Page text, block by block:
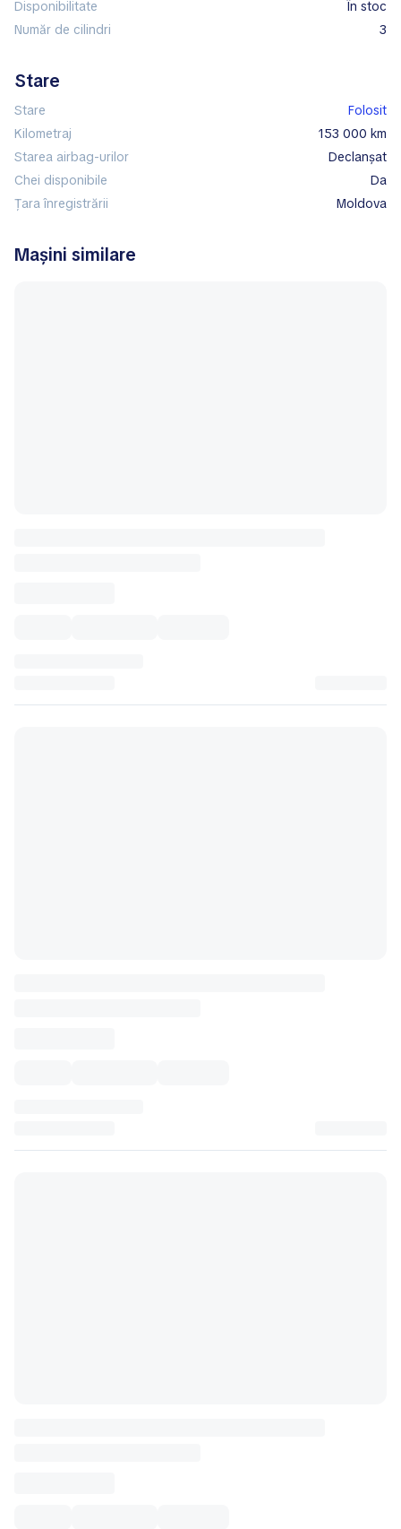
Disponibilitate
în stoc
Număr de cilindri
3
Stare
Stare
Folosit
Kilometraj
153 000 km
Starea airbag-urilor
declanșat
Chei disponibile
Da
Țara înregistrării
Moldova
Mașini similare